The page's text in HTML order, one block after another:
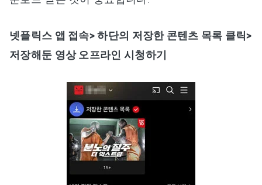
넷플릭스 앱 접속> 하단의 저장한 콘텐츠 목록 클릭>
저장해둔 영상 오프라인 시청하기